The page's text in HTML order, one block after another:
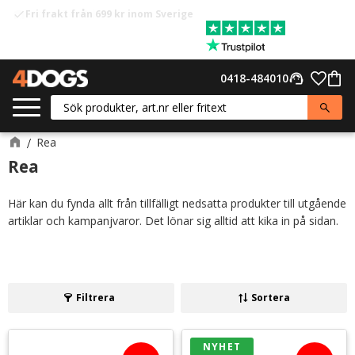
check Fri frakt från 699 kr inom Sverige
support_agent
0418-484010
Rea
Rea
Här kan du fynda allt från tillfälligt nedsatta produkter till utgående
artiklar och kampanjvaror. Det lönar sig alltid att kika in på sidan.
Filtrera Sortera
NYHET